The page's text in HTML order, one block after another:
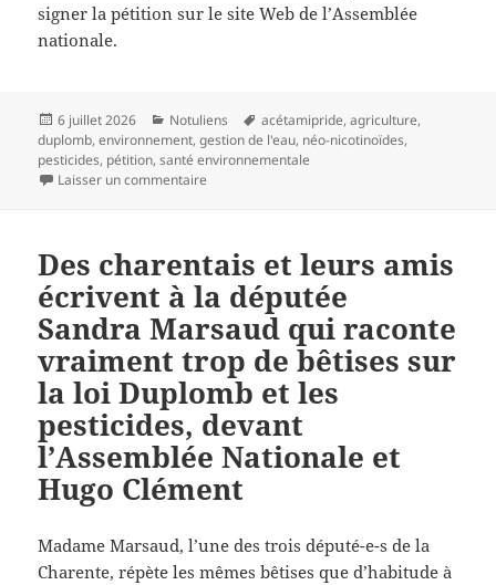
signer la pétition sur le site Web de l’Assemblée
nationale.
Publié
le
6 juillet 2026 Catégories
Notuliens
Mots-
clés
acétamipride,agriculture,
duplomb,environnement,gestion de l'eau, néo-nicotinoïdes,
pesticides, pétition,santé environnementale
Laisser un commentaire
Des charentais et leurs amis
écrivent à la députée
Sandra Marsaud qui raconte
vraiment trop de bêtises sur
la loi Duplomb et les
pesticides, devant
l’Assemblée Nationale et
Hugo Clément
Madame Marsaud, l’une des trois député-e-s de la
Charente, répète les mêmes bêtises que d’habitude à